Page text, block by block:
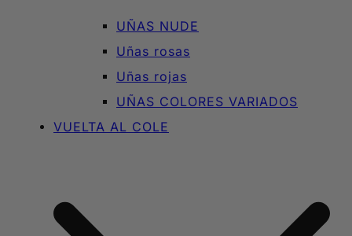
UÑAS NUDE
Uñas rosas
Uñas rojas
UÑAS COLORES VARIADOS
VUELTA AL COLE